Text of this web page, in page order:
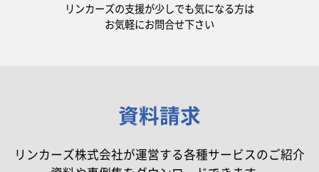
リンカーズの支援が少しでも気になる方は
お気軽にお問合せ下さい
資料請求
リンカーズ株式会社が運営する各種サービスのご紹介